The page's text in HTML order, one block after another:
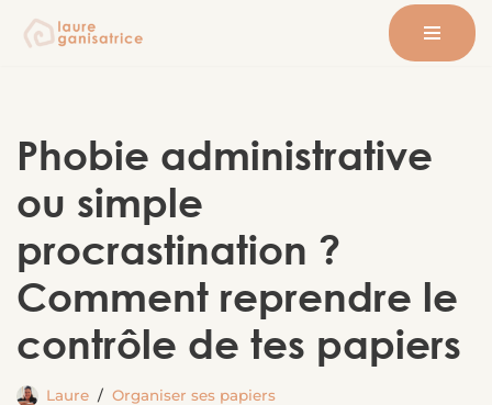
Phobie administrative
ou simple
procrastination ?
Comment reprendre le
contrôle de tes papiers
Laure Organiser ses papiers